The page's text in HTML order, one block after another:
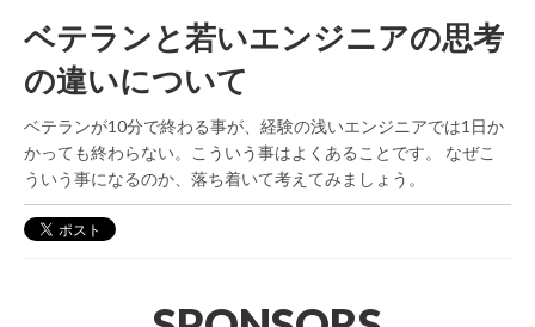
ベテランと若いエンジニアの思考
の違いについて
ベテランが10分で終わる事が、経験の浅いエンジニアでは1日か
かっても終わらない。こういう事はよくあることです。 なぜこ
ういう事になるのか、落ち着いて考えてみましょう。